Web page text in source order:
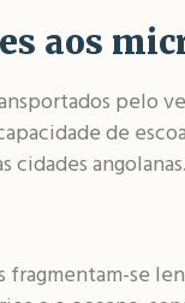
aos
pelo
de
cidades angolanas.
fragmentam-se